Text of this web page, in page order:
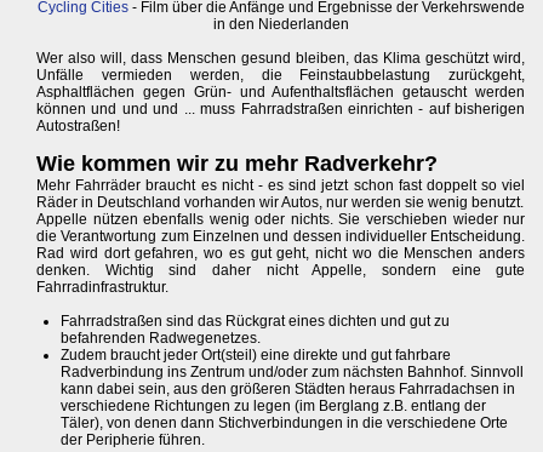
Cycling Cities- Film über die Anfänge und Ergebnisse der Verkehrswende
in den Niederlanden
Wer also will, dass Menschen gesund bleiben, das Klima geschützt wird,
Unfälle vermieden werden, die Feinstaubbelastung zurückgeht,
Asphaltflächen gegen Grün- und Aufenthaltsflächen getauscht werden
können und und und ... muss Fahrradstraßen einrichten - auf bisherigen
Autostraßen!
Wie kommen wir zu mehr Radverkehr?
Mehr Fahrräder braucht es nicht - es sind jetzt schon fast doppelt so viel
Räder in Deutschland vorhanden wir Autos, nur werden sie wenig benutzt.
Appelle nützen ebenfalls wenig oder nichts. Sie verschieben wieder nur
die Verantwortung zum Einzelnen und dessen individueller Entscheidung.
Rad wird dort gefahren, wo es gut geht, nicht wo die Menschen anders
denken. Wichtig sind daher nicht Appelle, sondern eine gute
Fahrradinfrastruktur.
Fahrradstraßen sind das Rückgrat eines dichten und gut zu
befahrenden Radwegenetzes.
Zudem braucht jeder Ort(steil) eine direkte und gut fahrbare
Radverbindung ins Zentrum und/oder zum nächsten Bahnhof. Sinnvoll
kann dabei sein, aus den größeren Städten heraus Fahrradachsen in
verschiedene Richtungen zu legen (im Berglang z.B. entlang der
Täler), von denen dann Stichverbindungen in die verschiedene Orte
der Peripherie führen.